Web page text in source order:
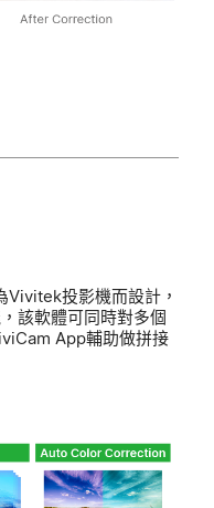
投影機而設計，
該軟體可同時對多個
App輔助做拼接